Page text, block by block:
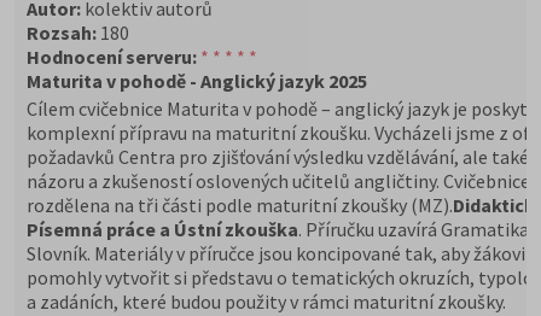
Autor: kolektiv autorů
Rozsah: 180
Hodnocení serveru: * * * * *
Maturita v pohodě - Anglický jazyk 2025
Cílem cvičebnice Maturita v pohodě – anglický jazyk je
komplexní přípravu na maturitní zkoušku. Vycházeli jsme z
požadavků Centra pro zjišťování výsledku vzdělávání, ale také z
názoru a zkušeností oslovených učitelů angličtiny. Cvičebnice
rozdělena na tři části podle maturitní zkoušky (MZ).
Písemná práce a Ústní zkouška. Příručku uzavírá Gramatika a
Slovník. Materiály v příručce jsou koncipované tak, aby žákovi
pomohly vytvořit si představu o tematických okruzích,
a zadáních, které budou použity v rámci maturitní zkoušky.